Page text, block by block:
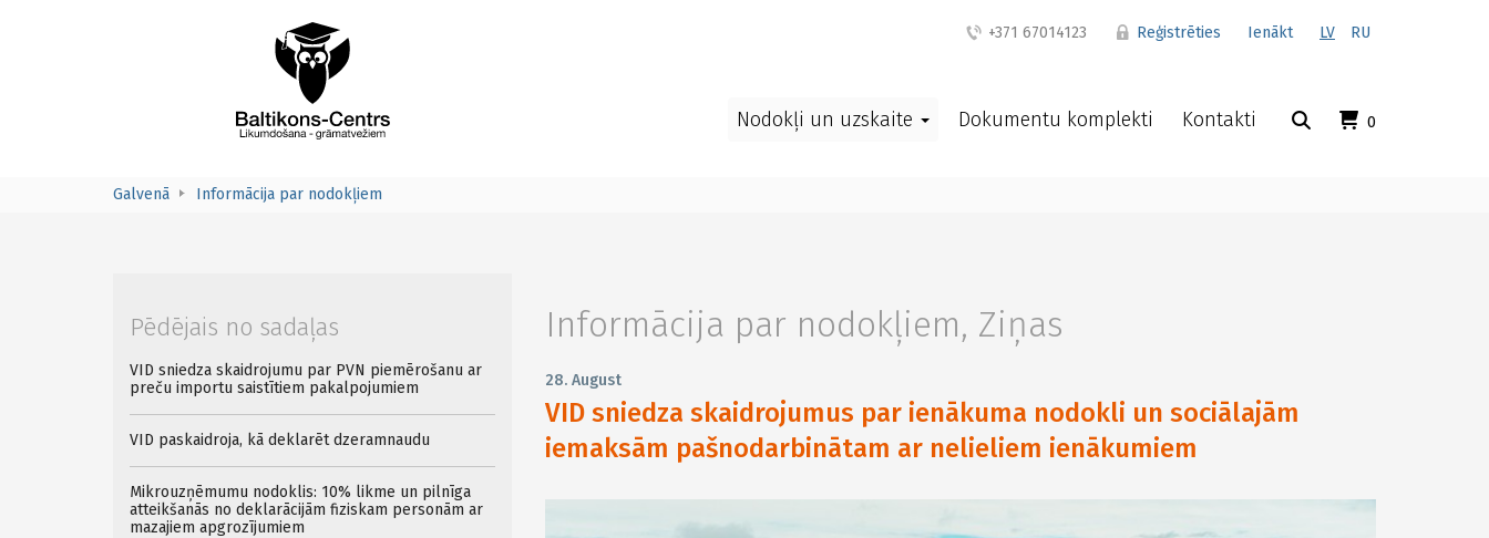
+371 67014123 Reģistrēties Ienākt LV RU
0
Nodokļi un uzskaite Dokumentu komplekti Kontakti
Galvenā Informācija par nodokļiem
Informācija par nodokļiem, Ziņas
28. August
VID sniedza skaidrojumus par ienākuma nodokli un sociālajām
iemaksām pašnodarbinātam ar nelieliem ienākumiem
Pēdējais no sadaļas
VID sniedza skaidrojumu par PVN piemērošanu ar
preču importu saistītiem pakalpojumiem
VID paskaidroja, kā deklarēt dzeramnaudu
Mikrouzņēmumu nodoklis: 10% likme un pilnīga
atteikšanās no deklarācijām fiziskam personām ar
mazajiem apgrozījumiem